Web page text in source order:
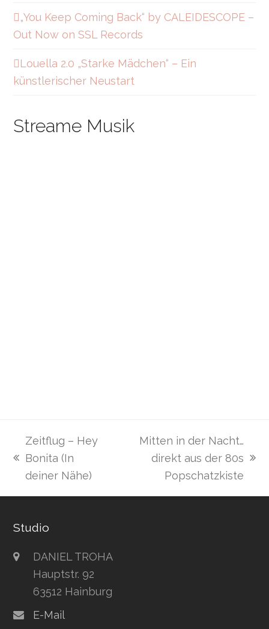
„You Keep Coming Back“ by CALEIDESCOPE –
Out Now on SSL Records
Louella 2.0 „Starke Mädchen“ – Ein
künstlerischer Neustart
Streame Musik
vorheriger
Beitrag:
Zeitflug – Hey
Bonita (In
deiner Nähe)
Nächster
Mitten in der Nacht…
direkt aus der 80s
Popschatzkiste
Studio
DANIEL TROHA
Hauptstr. 92
63512 Hainburg
E-Mail